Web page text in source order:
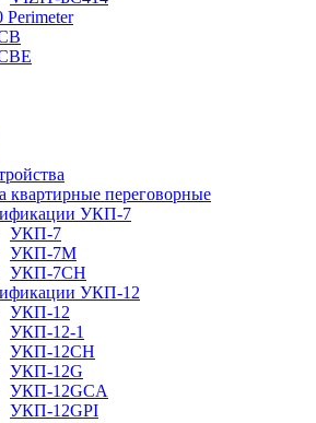
Perimeter
квартирные переговорные
УКП-7
УКП-7
УКП-7М
УКП-7CH
УКП-12
УКП-12
УКП-12-1
УКП-12CH
УКП-12G
УКП-12GCA
УКП-12GPI